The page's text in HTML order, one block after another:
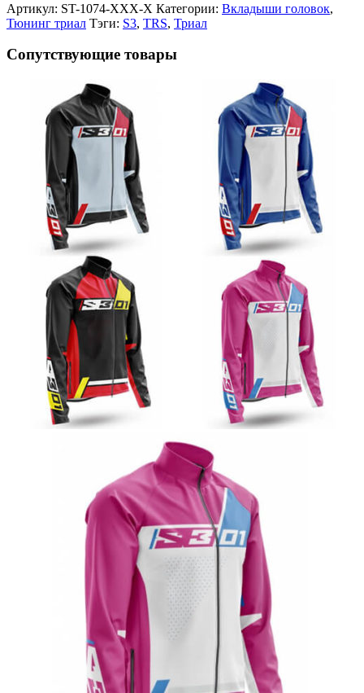
Артикул: ST-1074-XXX-X Категории: Вкладыши головок,
Тюнинг триал Тэги: S3, TRS, Триал
Сопутствующие товары